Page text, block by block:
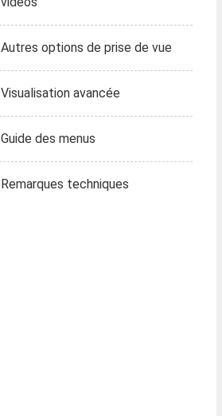
Autres options de prise de vue
Visualisation avancée
Guide des menus
Remarques techniques